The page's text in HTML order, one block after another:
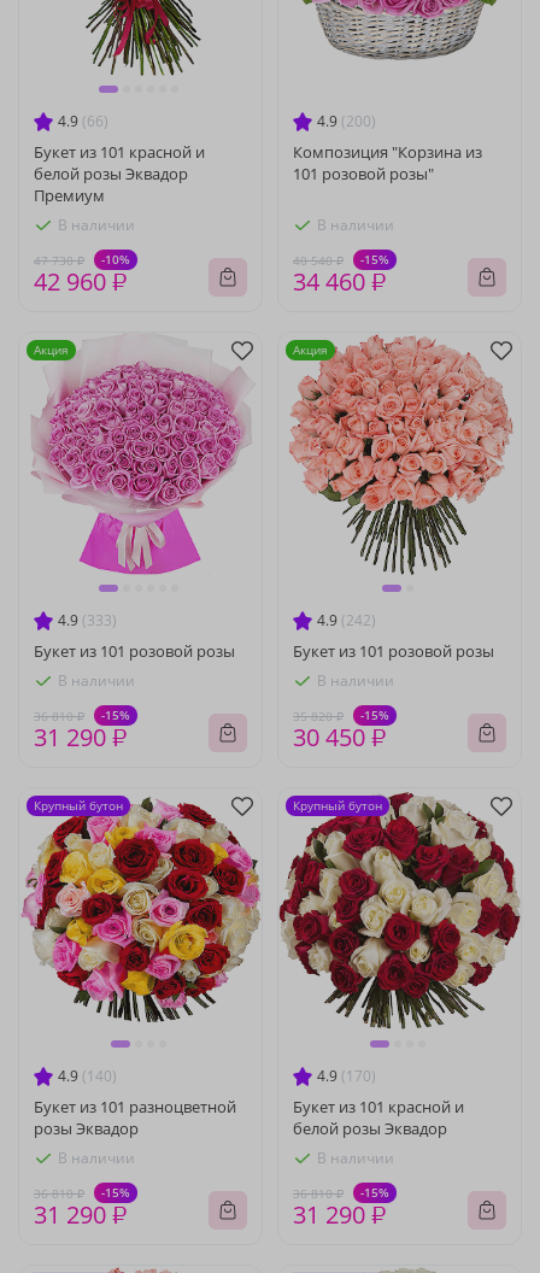
4.9 (66)
Букет из 101 красной и
белой розы Эквадор
Премиум
В наличии
47 730 ₽ -10%
42 960 ₽
4.9 (200)
Композиция "Корзина из
101 розовой розы"
В наличии
40 540 ₽ -15%
34 460 ₽
4.9 (333)
Букет из 101 розовой розы
В наличии
36 810 ₽ -15%
31 290 ₽
Акция
4.9 (242)
Букет из 101 розовой розы
В наличии
35 820 ₽ -15%
30 450 ₽
Акция
4.9 (140)
Букет из 101 разноцветной
розы Эквадор
В наличии
36 810 ₽ -15%
31 290 ₽
Крупный бутон
4.9 (170)
Букет из 101 красной и
белой розы Эквадор
В наличии
36 810 ₽ -15%
31 290 ₽
Крупный бутон